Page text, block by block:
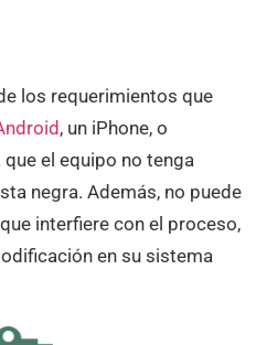
los requerimientos que
, un iPhone, o
el equipo no tenga
negra. Además, no puede
interfiere con el proceso,
en su sistema